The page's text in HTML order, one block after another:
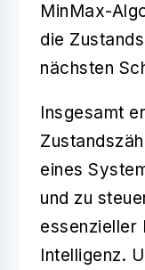
MinMax-
die
nächsten
Insgesamt
eines
und zu
essenzieller
Intelligenz.